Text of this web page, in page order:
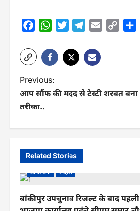
FacebookWhatsAppTwitterTelegram
Email
Copy
P
o
n
a
i
Previous:
आप सौंफ की मदद से टेस्टी शरबत
तरीका..
Related Stories
प्रादेशिक
बिहार
बांकीपुर उपचुनाव रिजल्ट के बाद पहली